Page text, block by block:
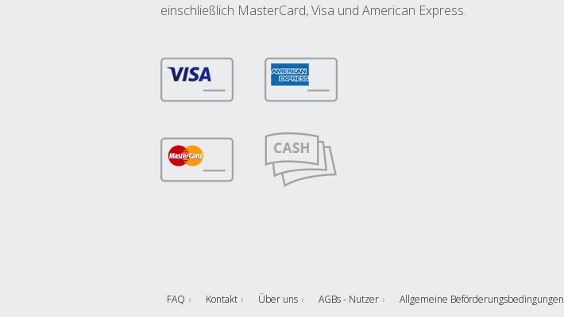
einschließlich MasterCard, Visa und American Express.
FAQ Kontakt Über uns AGBs - Nutzer Allgemeine Beförderungsbedingungen